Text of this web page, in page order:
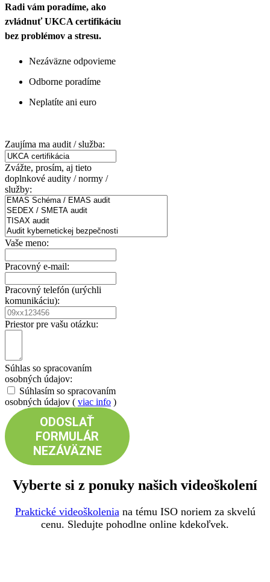
Radi vám poradíme, ako
zvládnuť UKCA certifikáciu
bez problémov a stresu.
Nezáväzne odpovieme
Odborne poradíme
Neplatíte ani euro
Zaujíma ma audit / služba:
Zvážte, prosím, aj tieto
doplnkové audity / normy /
služby:
Vaše meno:
Pracovný e-mail:
Pracovný telefón (urýchli
komunikáciu):
Priestor pre vašu otázku:
Súhlas so spracovaním
osobných údajov:
Súhlasím so spracovaním
osobných údajov ( viac info )
ODOSLAŤ
FORMULÁR
NEZÁVÄZNE
Vyberte si z ponuky našich videoškolení
Praktické videoškoleniana tému ISO noriem za skvelú
cenu. Sledujte pohodlne online kdekoľvek.